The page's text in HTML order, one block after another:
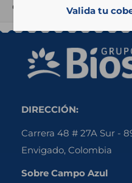
Valida tu
Ordenar por
DIRECCIÓN:
Carrera 48 # 27A Sur -
Envigado, Colombia
Sobre Campo Azul